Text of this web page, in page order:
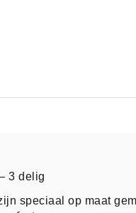
3 delig
speciaal op maat